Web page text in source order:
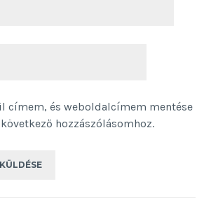
címem, és weboldalcímem mentése
hozzászólásomhoz.